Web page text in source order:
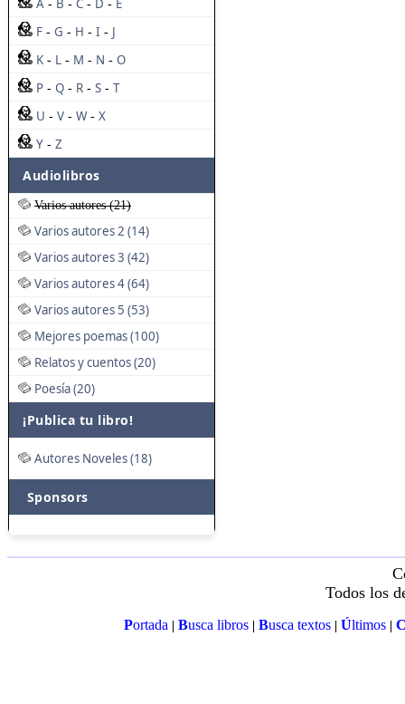
A - B - C - D - E
F - G - H - I - J
K - L - M - N - O
P - Q - R - S - T
U - V - W - X
Y - Z
Audiolibros
Varios autores (21)
Varios autores 2 (14)
Varios autores 3 (42)
Varios autores 4 (64)
Varios autores 5 (53)
Mejores poemas (100)
Relatos y cuentos (20)
Poesía (20)
¡Publica tu libro!
Autores Noveles (18)
Sponsors
Todos los
Portada| Busca libros| Busca textos| Últimos|